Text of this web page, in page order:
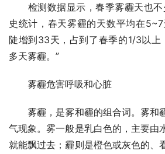
检测数据显示，春季雾霾天也不
史统计，春天雾霾的天数平均在
陡增到33天，占到了春季的1/3以
多天雾霾。”
雾霾危害呼吸和心脏
雾霾，是雾和霾的组合词。雾和
气现象。雾一般是乳白色的，主要由
就能飘过去；霾则是橙色或灰色的、